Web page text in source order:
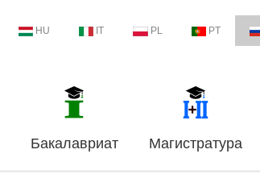
HU IT PL PT
Бакалавриат Магистратура